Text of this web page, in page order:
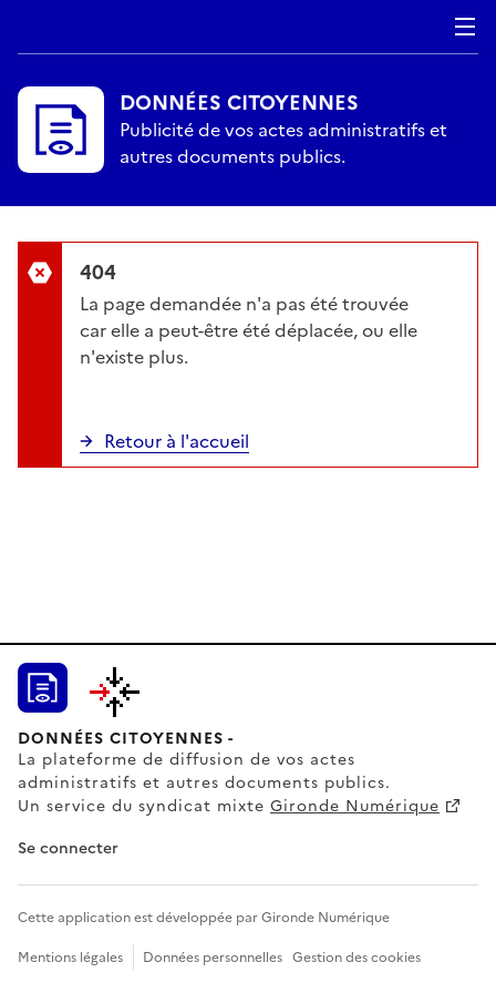
DONNÉES CITOYENNES
Publicité de vos actes administratifs et
autres documents publics.
404
La page demandée n'a pas été trouvée
car elle a peut-être été déplacée, ou elle
n'existe plus.
Retour à l'accueil
DONNÉES CITOYENNES -
La plateforme de diffusion de vos actes
administratifs et autres documents publics.
Un service du syndicat mixte Gironde Numérique
Se connecter
Cette application est développée par Gironde Numérique
Mentions légales
Données personnelles Gestion des cookies